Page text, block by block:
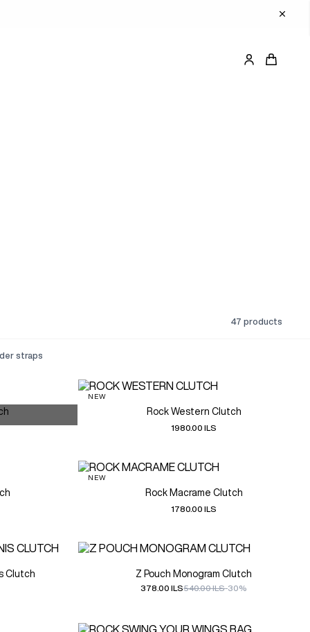
47 products
straps
NEW
Rock Western Clutch
1980.00 ILS
NEW
Rock Macrame Clutch
1780.00 ILS
Clutch Z Pouch Monogram Clutch
378.00 ILS540.00 ILS-30%